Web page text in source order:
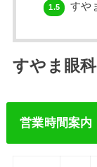
1.5 すや
すやま眼科
営業時間案内